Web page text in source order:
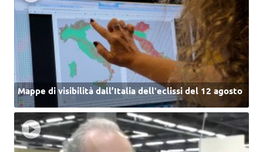
Mappe di visibilità dall’Italia dell'eclissi del 12 agosto